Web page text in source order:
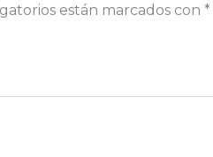
están marcados con *